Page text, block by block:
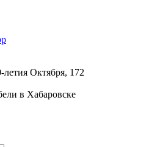
летия Октября, 172
в Хабаровске